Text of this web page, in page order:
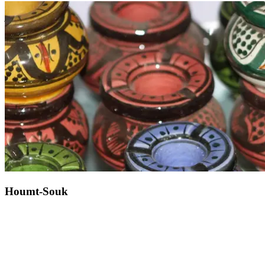
A 600 km de tu resort Club Med Djerba la Douce, sumérgete en una
joya antigua. Fundada por Dido en 814 a.C., la ciudad floreció
como imperio marítimo y comercial antes de ser destruida y
reconstruida por Roma. Catalogado como Patrimonio de la
Humanidad por la UNESCO, el sitio arqueológico conserva
numerosos vestigios, testigos de la brillante civilización que habitó
allí, desde la acrópolis de Byrsa hasta los puertos púnicos, pasando
por las termas de Antonino.
Houmt-Souk